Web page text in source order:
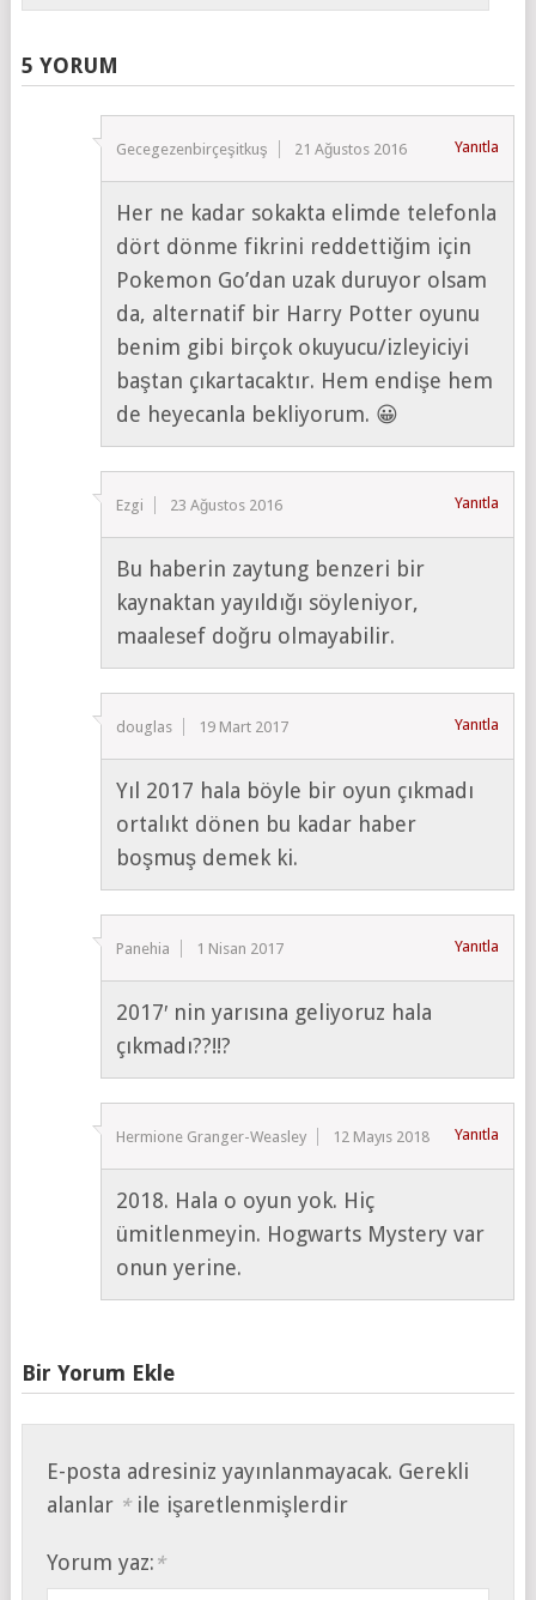
5 YORUM
Gecegezenbirçeşitkuş 21 Ağustos 2016 Yanıtla
Her ne kadar sokakta elimde telefonla
dört dönme fikrini reddettiğim için
Pokemon Go’dan uzak duruyor olsam
da, alternatif bir Harry Potter oyunu
benim gibi birçok okuyucu/izleyiciyi
baştan çıkartacaktır. Hem endişe hem
de heyecanla bekliyorum. 😀
Ezgi 23 Ağustos 2016 Yanıtla
Bu haberin zaytung benzeri bir
kaynaktan yayıldığı söyleniyor,
maalesef doğru olmayabilir.
douglas 19 Mart 2017 Yanıtla
Yıl 2017 hala böyle bir oyun çıkmadı
ortalıkt dönen bu kadar haber
boşmuş demek ki.
Panehia 1 Nisan 2017 Yanıtla
2017′ nin yarısına geliyoruz hala
çıkmadı??!!?
Hermione Granger-Weasley 12 Mayıs 2018 Yanıtla
2018. Hala o oyun yok. Hiç
ümitlenmeyin. Hogwarts Mystery var
onun yerine.
Bir Yorum Ekle
E-posta adresiniz yayınlanmayacak. Gerekli
alanlar *ile işaretlenmişlerdir
Yorum yaz: *